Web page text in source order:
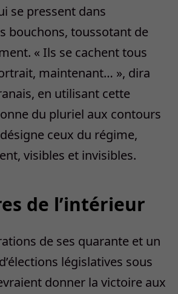
se pressent dans
bouchons, toussotant de
« Ils se cachent tous
maintenant… », dira
en utilisant cette
du pluriel aux contours
ceux du régime,
visibles et invisibles.
de l’intérieur
de ses quarante et un
législatives sous
donner la victoire aux